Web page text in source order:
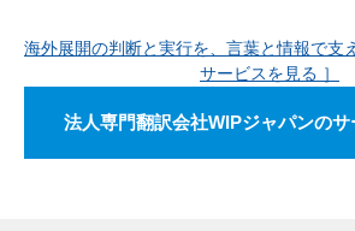
海外展開の判断と実行を、言葉と情報で支
サービスを見る ］
法人専門翻訳会社WIPジャパンの